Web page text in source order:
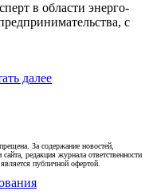
в области энерго-
с
далее
За содержание новостей,
редакция журнала ответственности
публичной офертой.